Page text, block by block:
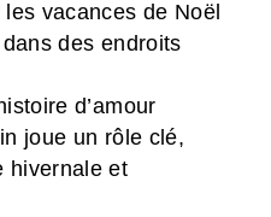
vacances de Noël
des endroits
d’amour
joue un rôle clé,
hivernale et